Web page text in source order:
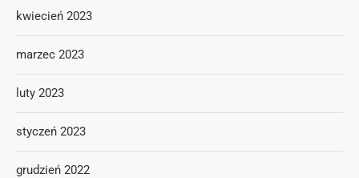
kwiecień 2023
marzec 2023
luty 2023
styczeń 2023
grudzień 2022